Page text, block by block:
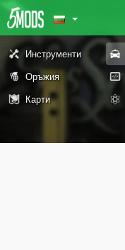
Инструменти
Оръжия
Карти